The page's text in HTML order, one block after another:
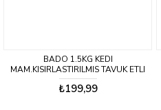
BADO 1.5KG KEDI
MAM.KISIRLASTIRILMIS TAVUK ETLI
₺199,99